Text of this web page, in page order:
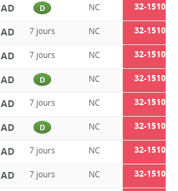
D NC 32-1510-
7 jours NC 32-1510-
7 jours NC 32-1510-
D NC 32-1510-
7 jours NC 32-1510-
D NC 32-1510-
7 jours NC 32-1510-
7 jours NC 32-1510-